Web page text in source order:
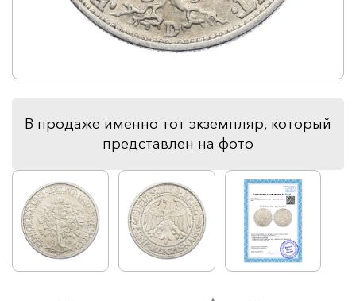
В продаже именно тот экземпляр, который
представлен на фото